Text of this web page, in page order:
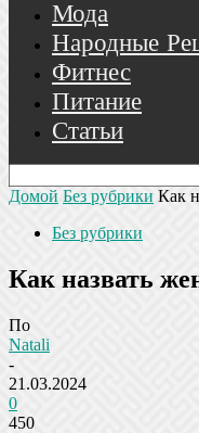
Мода
Народные
Фитнес
Питание
Статьи
Домой Без рубрики Как
Без рубрики
Как назвать
По
Natali
-
21.03.2024
0
450